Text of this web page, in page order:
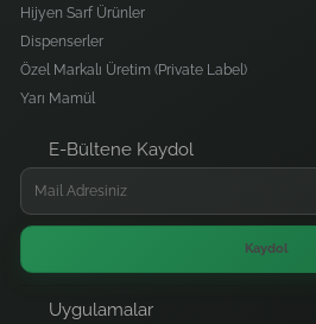
Hijyen Sarf Ürünler
Dispenserler
Özel Markalı Üretim (Private Label)
Yarı Mamül
E-Bültene Kaydol
Kaydol
Uygulamalar